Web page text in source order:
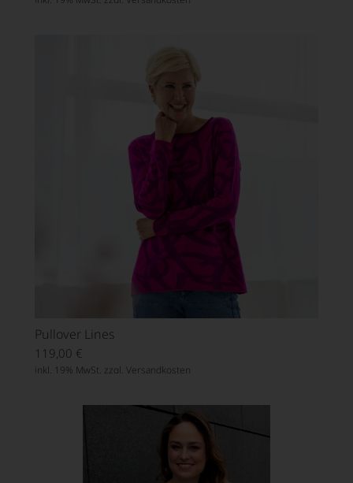
Pullover Lines
119,00 €
inkl. 19% MwSt. zzgl. Versandkosten